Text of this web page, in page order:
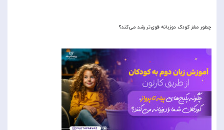
چطور مغز کودک دوزبانه قوی‌تر رشد می‌کند؟